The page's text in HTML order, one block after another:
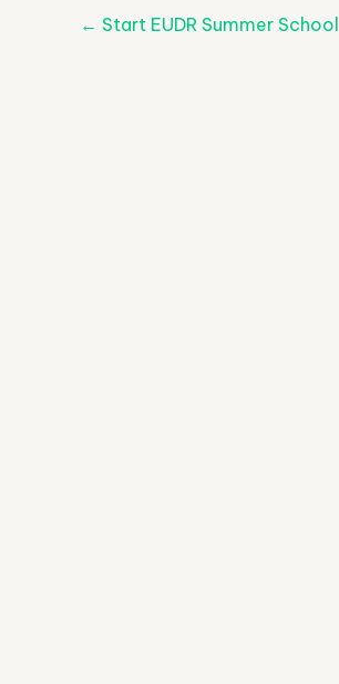
Post
← Start EUDR Summer School